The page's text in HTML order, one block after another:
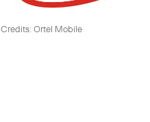
Credits: Ortel Mobile